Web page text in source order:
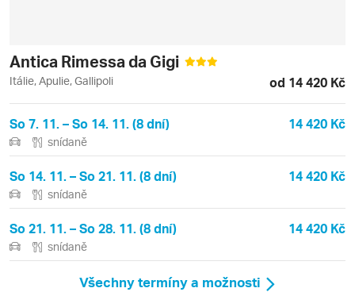
Antica Rimessa da Gigi
Itálie, Apulie, Gallipoli od 14 420 Kč
So 7. 11. – So 14. 11. (8 dní) 14 420 Kč
snídaně
So 14. 11. – So 21. 11. (8 dní) 14 420 Kč
snídaně
So 21. 11. – So 28. 11. (8 dní) 14 420 Kč
snídaně
Všechny termíny a možnosti